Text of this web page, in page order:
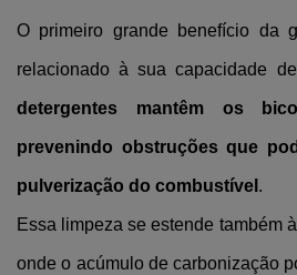
O primeiro grande benefício da
relacionado à sua capacidade
detergentes mantêm os
prevenindo obstruções que
pulverização do combustível .
Essa limpeza se estende também
onde o acúmulo de carbonização